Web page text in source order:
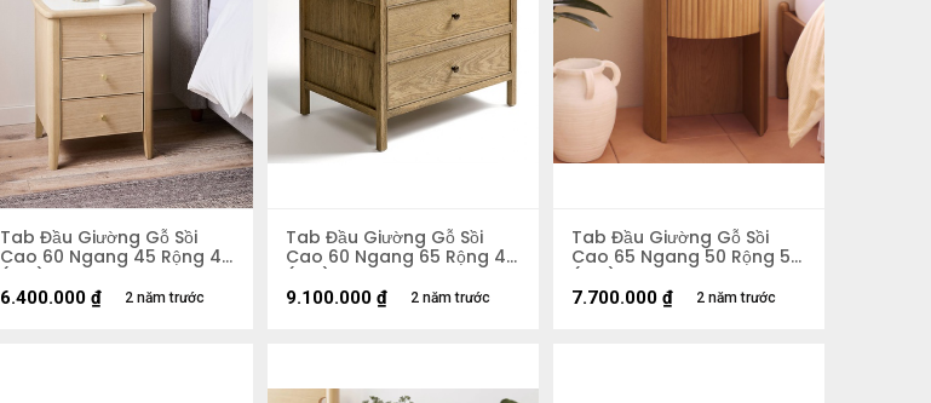
Tab Đầu Giường Gỗ Sồi
Cao 60 Ngang 45 Rộng 40
(cm)
2 năm trước
6.400.000 ₫
Tab Đầu Giường Gỗ Sồi
Cao 60 Ngang 65 Rộng 45
(cm)
2 năm trước
9.100.000 ₫
Tab Đầu Giường Gỗ Sồi
Cao 65 Ngang 50 Rộng 50
(cm)
2 năm trước
7.700.000 ₫